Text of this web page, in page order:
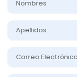
Electrónico